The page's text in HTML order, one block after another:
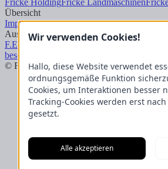
Fricke HoldingFricke Landmaschinen
Übersicht
ImpressumDatenschutzerklärungKontakt
Aus unserem Blog
F.Explore – Programmieren für Nicht-
besonderen Art
Ein Kapitel endet, ein
© FRICKE Group SE & Co. KG
Wir verwenden Cookies!
Hallo, diese Website verwendet
ordnungsgemäße Funktion
Cookies, um Interaktionen besser
Tracking-Cookies werden erst
gesetzt.
Alle akzeptieren